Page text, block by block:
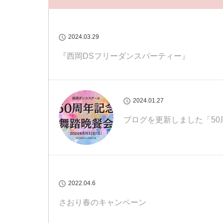
2024.03.29
『西岡DSフリーダンスパーティー』
2024.01.27
ブログを更新しました「50
2022.04.6
さおり春のキャンペーン